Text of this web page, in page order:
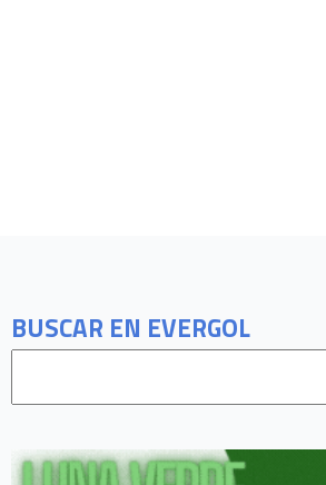
BUSCAR EN EVERGOL